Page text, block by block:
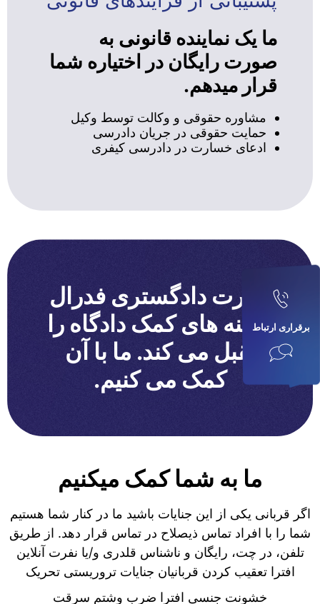
برقراری ارتباط
ما یک نماینده قانونی به
صورت رایگان در اختیاره شما
قرار میدهم.
مشاوره حقوقی و وکالت توسط وکیل
حمایت حقوقی در جریان دادرسی
ادعای خسارت در دادرسی کیفری
وزارت دادگستری فدرال
هزینه های کمک دادگاه را
تقبل می کند. ما با آن
کمک می کنیم.
ما به شما کمک میکنیم
اگر قربانی یکی از این جنایات باشید ما در کنار شما هستیم
شما را با افراد تماس ذیصلاح در تماس قرار دهد. از طریق
تلفن، در چت، رایگان و ناشناس قلدری و/یا نفرت آنلاین
افترا تعقیب کردن قربانیان جنایات تروریستی تحریک
خشونت جنسی افترا ضرب وشتم سرقت